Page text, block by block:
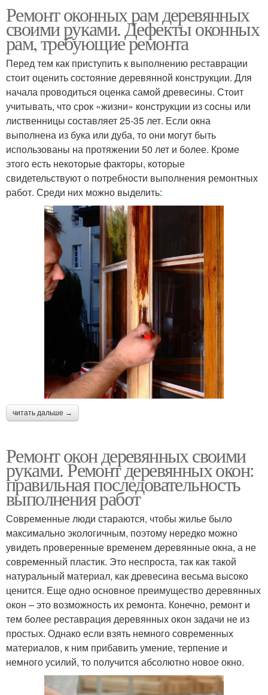
Ремонт оконных рам деревянных
своими руками. Дефекты оконных
рам, требующие ремонта
Перед тем как приступить к выполнению реставрации
стоит оценить состояние деревянной конструкции. Для
начала проводиться оценка самой древесины. Стоит
учитывать, что срок «жизни» конструкции из сосны или
лиственницы составляет 25-35 лет. Если окна
выполнена из бука или дуба, то они могут быть
использованы на протяжении 50 лет и более. Кроме
этого есть некоторые факторы, которые
свидетельствуют о потребности выполнения ремонтных
работ. Среди них можно выделить:
читать дальше →
Ремонт окон деревянных своими
руками. Ремонт деревянных окон:
правильная последовательность
выполнения работ
Современные люди стараются, чтобы жилье было
максимально экологичным, поэтому нередко можно
увидеть проверенные временем деревянные окна, а не
современный пластик. Это неспроста, так как такой
натуральный материал, как древесина весьма высоко
ценится. Еще одно основное преимущество деревянных
окон – это возможность их ремонта. Конечно, ремонт и
тем более реставрация деревянных окон задачи не из
простых. Однако если взять немного современных
материалов, к ним прибавить умение, терпение и
немного усилий, то получится абсолютно новое окно.